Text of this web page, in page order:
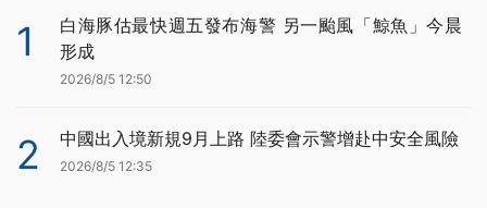
1
白海豚估最快週五發布海警 另一颱風「鯨魚」今晨
形成
2026/8/5 12:50
2 中國出入境新規9月上路 陸委會示警增赴中安全風險
2026/8/5 12:35